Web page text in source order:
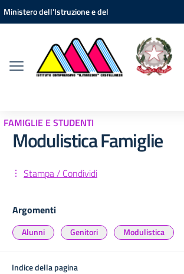
Vai ai contenuti
Vai al menu di navigazione
Vai al footer
Ministero dell'Istruzione e del
FAMIGLIE E STUDENTI
Modulistica Famiglie
Stampa / Condividi
Argomenti
Alunni Genitori Modulistica
Indice della pagina